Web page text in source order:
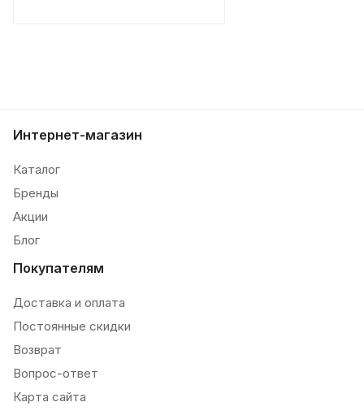
Интернет-магазин
Каталог
Бренды
Акции
Блог
Покупателям
Доставка и оплата
Постоянные скидки
Возврат
Вопрос-ответ
Карта сайта